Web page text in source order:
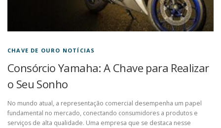
CHAVE DE OURO NOTÍCIAS
Consórcio Yamaha: A Chave para Realizar
o Seu Sonho
No mundo atual, a representação comercial desempenha um papel
fundamental no mercado, conectando consumidores a produtos e
serviços de alta qualidade. Uma empresa que se destaca nesse